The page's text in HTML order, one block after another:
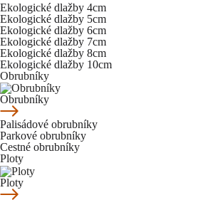
Ekologické dlažby 4cm
Ekologické dlažby 5cm
Ekologické dlažby 6cm
Ekologické dlažby 7cm
Ekologické dlažby 8cm
Ekologické dlažby 10cm
Obrubníky
Obrubníky
Palisádové obrubníky
Parkové obrubníky
Cestné obrubníky
Ploty
Ploty